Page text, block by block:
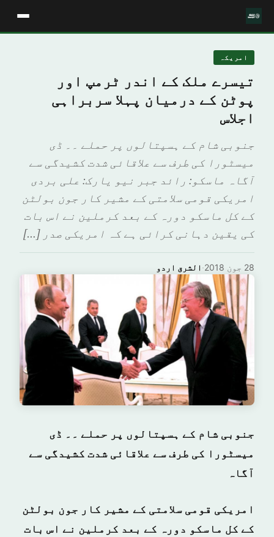
امريكہ
تیسرے ملک کے اندر ٹرمپ اور
پوٹن کے درمیان پہلا سربراہی
اجلاس
جنوبی شام کے ہسپتالوں پر حملے ۔۔ ڈی
میسٹورا کی طرف سے علاقائی شدت کشیدگی سے
آگاہ ماسکو: رائد جبر نیو یارک: علی بردی
امریکی قومی سلامتی کے مشیر کار جون بولٹن
کے کل ماسکو دورہ کے بعد کرملین نے اس بات
کی یقین دہانی کرائی ہے کہ امریکی صدر […]
الشرق اردو · 28 جون 2018
جنوبی شام کے ہسپتالوں پر حملے ۔۔ ڈی
میسٹورا کی طرف سے علاقائی شدت کشیدگی سے
آگاہ
امریکی قومی سلامتی کے مشیر کار جون بولٹن
کے کل ماسکو دورہ کے بعد کرملین نے اس بات